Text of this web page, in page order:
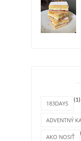
183DAYS
(1)
ADVENTNÝ
AKO NOSIŤ